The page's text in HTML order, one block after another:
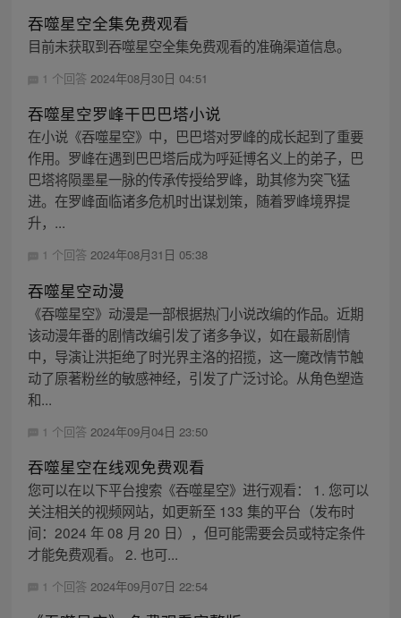
吞噬星空全集免费观看
目前未获取到吞噬星空全集免费观看的准确渠道信息。
1 个回答 2024年08月30日 04:51
吞噬星空罗峰干巴巴塔小说
在小说《吞噬星空》中，巴巴塔对罗峰的成长起到了重要
作用。罗峰在遇到巴巴塔后成为呼延博名义上的弟子，巴
巴塔将陨墨星一脉的传承传授给罗峰，助其修为突飞猛
进。在罗峰面临诸多危机时出谋划策，随着罗峰境界提
升，...
1 个回答 2024年08月31日 05:38
吞噬星空动漫
《吞噬星空》动漫是一部根据热门小说改编的作品。近期
该动漫年番的剧情改编引发了诸多争议，如在最新剧情
中，导演让洪拒绝了时光界主洛的招揽，这一魔改情节触
动了原著粉丝的敏感神经，引发了广泛讨论。从角色塑造
和...
1 个回答 2024年09月04日 23:50
吞噬星空在线观免费观看
您可以在以下平台搜索《吞噬星空》进行观看： 1. 您可以
关注相关的视频网站，如更新至 133 集的平台（发布时
间：2024 年 08 月 20 日），但可能需要会员或特定条件
才能免费观看。 2. 也可...
1 个回答 2024年09月07日 22:54